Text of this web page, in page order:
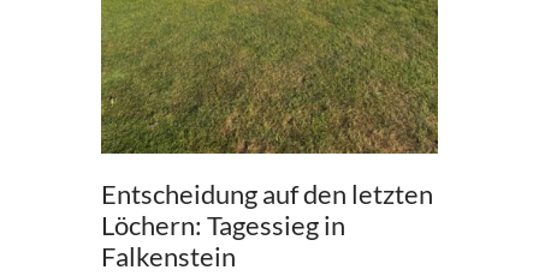
Entscheidung auf den letzten
Löchern: Tagessieg in
Falkenstein